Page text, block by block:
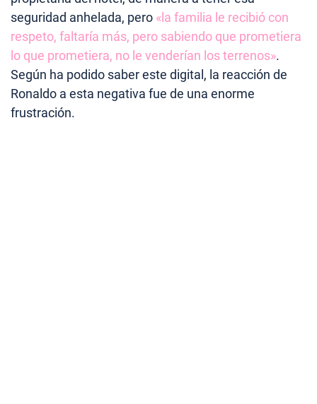
seguridad anhelada, pero «la familia le recibió con
respeto, faltaría más, pero sabiendo que prometiera
lo que prometiera, no le venderían los terrenos».
Según ha podido saber este digital, la reacción de
Ronaldo a esta negativa fue de una enorme
frustración.